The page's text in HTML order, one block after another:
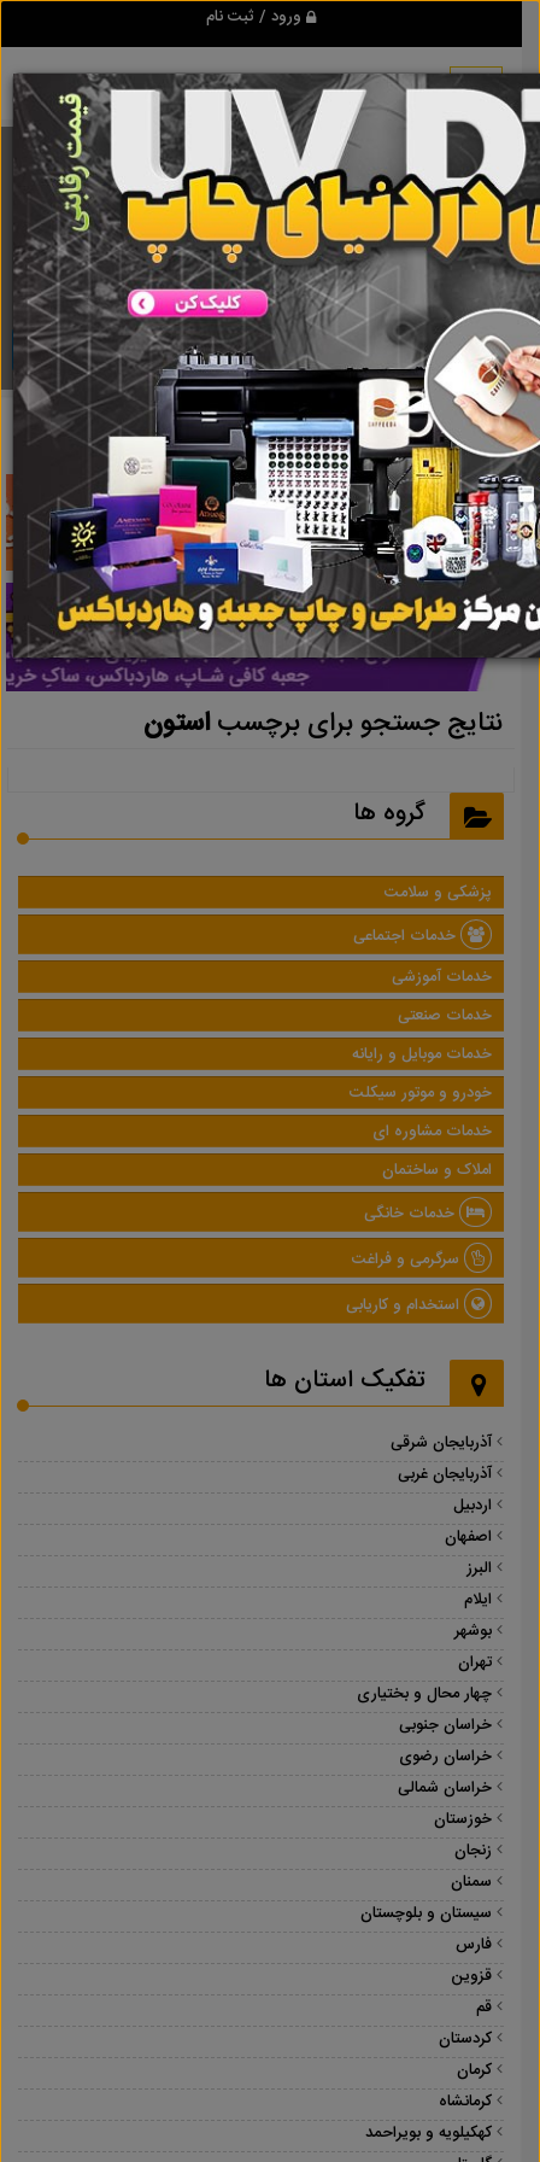
ورود / ثبت نام
برنامه اندروید تبلیغ شو
مرجع نیازمندیها و تبلیغات اینترنتی
دانلود
تبلیغ شو استون نتایج جستجو برای برچسباستون
نتایج جستجو برای برچسباستون
گروه ها
پزشکی و سلامت
خدمات اجتماعی
خدمات آموزشی
خدمات صنعتی
خدمات موبایل و رایانه
خودرو و موتور سیکلت
خدمات مشاوره ای
املاک و ساختمان
خدمات خانگی
سرگرمی و فراغت
استخدام و کاریابی
تفکیک استان ها
آذربایجان شرقی
آذربایجان غربی
اردبیل
اصفهان
البرز
ایلام
بوشهر
تهران
چهار محال و بختیاری
خراسان جنوبی
خراسان رضوی
خراسان شمالی
خوزستان
زنجان
سمنان
سیستان و بلوچستان
فارس
قزوین
قم
کردستان
کرمان
کرمانشاه
کهکیلویه و بویراحمد